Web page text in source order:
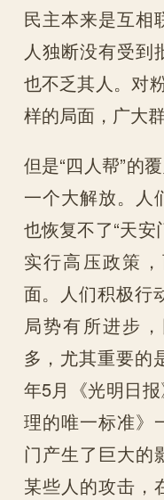
民主本来是互相
人独断没有受到
也不乏其人。对
样的局面，广大
但是“四人帮”的
一个大解放。人
也恢复不了“天安
实行高压政策
面。人们积极行
局势有所进步
多，尤其重要的
年5月《光明日
理的唯一标准》
门产生了巨大的
某些人的攻击，